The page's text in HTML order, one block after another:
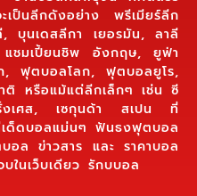
เป็นลีกดังอย่าง พรีเมียร์ลีก
บุนเดสลีกา เยอรมัน, ลาลี
ชมเปี้ยนชิพ อังกฤษ, ยูฟ่า
, ฟุตบอลโลก, ฟุตบอลยูโร,
ติ หรือแม้แต่ลีกเล็กๆ เช่น ซี
เศส, เซกุนด้า สเปน ที่
ด็ดบอลแม่นๆ ฟันธงฟุตบอล
อล ข่าวสาร และ ราคาบอล
ในเว็บเดียว รักบบอล